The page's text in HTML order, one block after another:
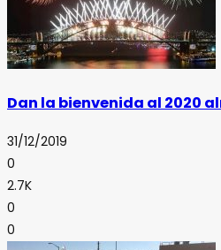
Dan la bienvenida al 2020
31/12/2019
0
2.7K
0
0